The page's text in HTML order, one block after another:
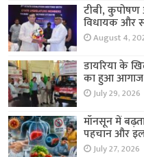
टीबी,
विधायक और
August 4,
डायरिया के
का हुआ आगाज
July 29, 2026
मॉनसून में
पहचान और
July 27, 2026